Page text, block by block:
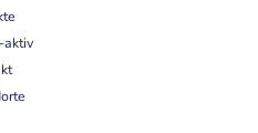
aktiv